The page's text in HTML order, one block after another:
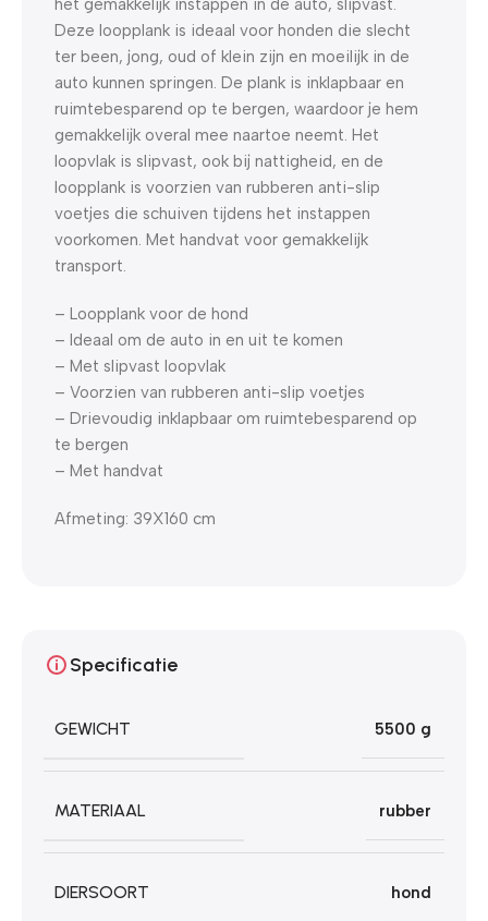
het gemakkelijk instappen in de auto, slipvast.
Deze loopplank is ideaal voor honden die slecht
ter been, jong, oud of klein zijn en moeilijk in de
auto kunnen springen. De plank is inklapbaar en
ruimtebesparend op te bergen, waardoor je hem
gemakkelijk overal mee naartoe neemt. Het
loopvlak is slipvast, ook bij nattigheid, en de
loopplank is voorzien van rubberen anti-slip
voetjes die schuiven tijdens het instappen
voorkomen. Met handvat voor gemakkelijk
transport.
– Loopplank voor de hond
– Ideaal om de auto in en uit te komen
– Met slipvast loopvlak
– Voorzien van rubberen anti-slip voetjes
– Drievoudig inklapbaar om ruimtebesparend op
te bergen
– Met handvat
Afmeting: 39X160 cm
Specificatie
GEWICHT 5500 g
MATERIAAL rubber
DIERSOORT hond